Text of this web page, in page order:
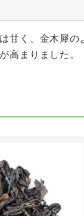
甘く、金木犀の
高まりました。